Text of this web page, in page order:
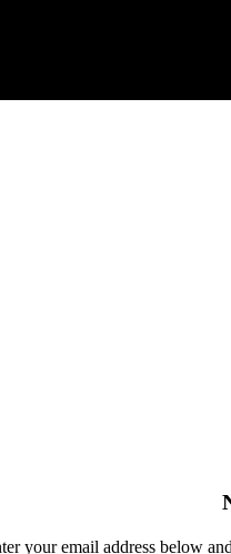
your email address below